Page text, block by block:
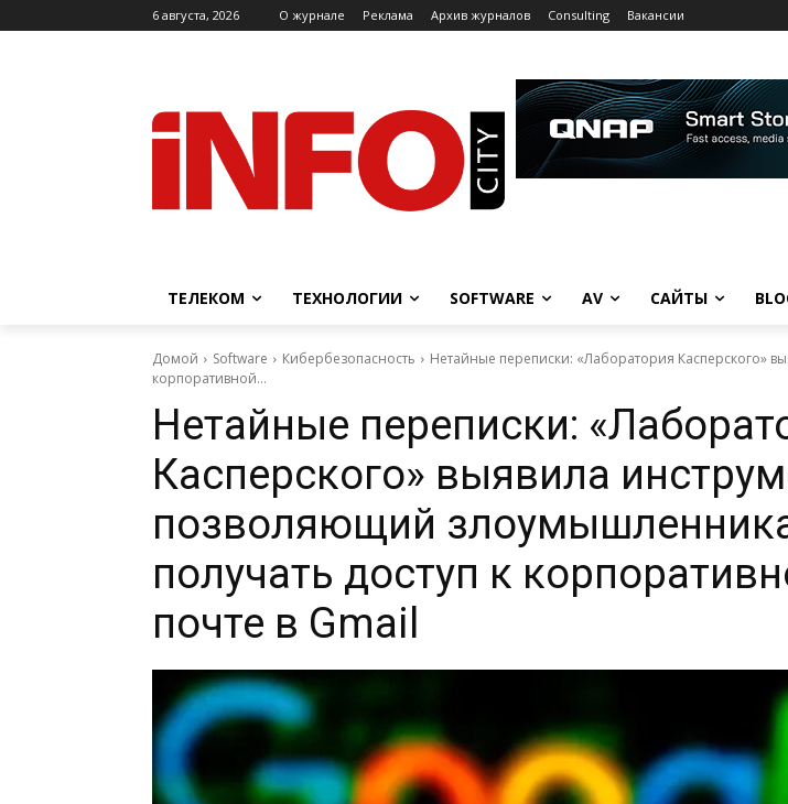
6 августа, 2026 O журнале Реклама Архив журналов Consulting Вакансии
ТЕЛЕКОМ ТЕХНОЛОГИИ SOFTWARE AV САЙТЫ
Домой Software Кибербезопасность
Нетайные переписки: «Лаборатория Касперского»
корпоративной...
Нетайные переписки:
Касперского» выявила
позволяющий
получать доступ к
почте в Gmail